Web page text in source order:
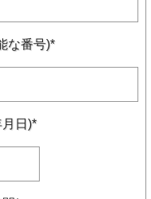
な番号)*
日)*